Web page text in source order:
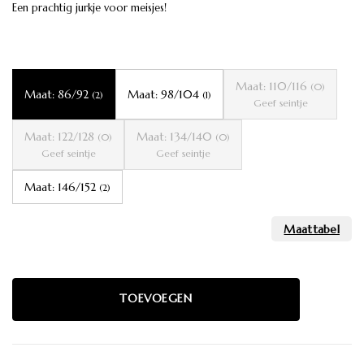
Een prachtig jurkje voor meisjes!
Maat: 86/92 (2) Maat: 98/104 (1)
Maat: 110/116 (0)
Geef seintje
Maat: 122/128 (0)
Geef seintje
Maat: 134/140 (0)
Geef seintje
Maat: 146/152 (2)